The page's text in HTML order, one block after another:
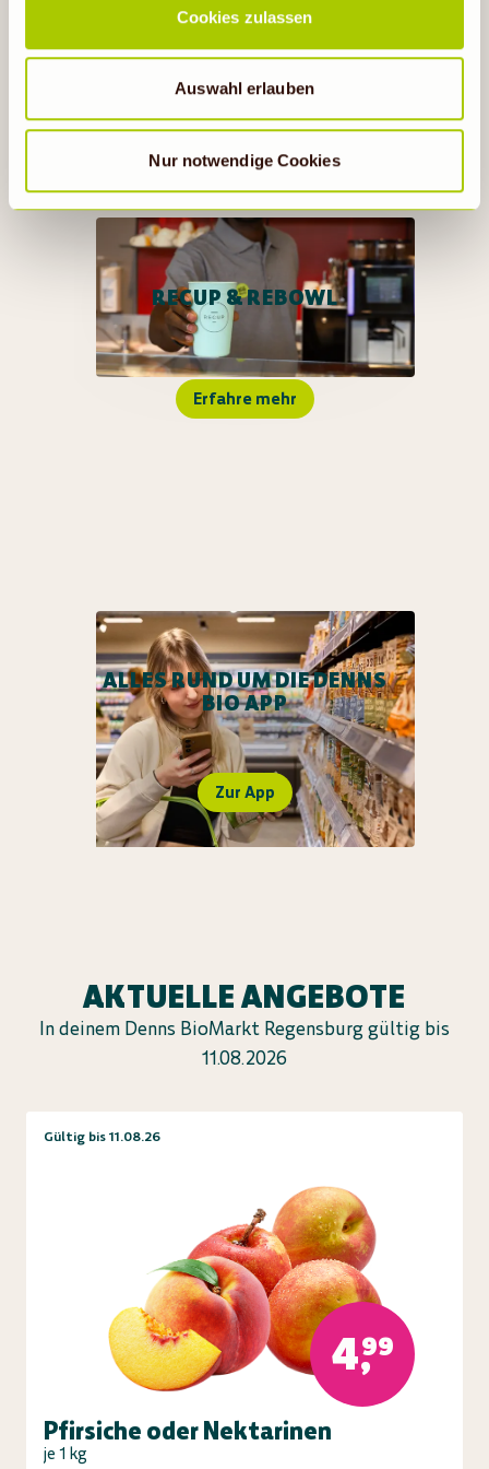
Rechtsbehelfsmöglichkeiten, verarbeitet werden können.
Wenn auf „Nur notwendige Cookies“ geklickt bzw.
statistische Cookies abgewählt werden, findet die
Cookies zulassen
Auswahl erlauben
Nur notwendige Cookies
RECUP & REBOWL
Erfahre mehr
ALLES RUND UM DIE DENNS
BIO APP
Zur App
AKTUELLE ANGEBOTE
In deinem Denns BioMarkt Regensburg gültig bis
11.08.2026
Gültig bis 11.08.26
4,99
Pfirsiche oder Nektarinen
je 1 kg